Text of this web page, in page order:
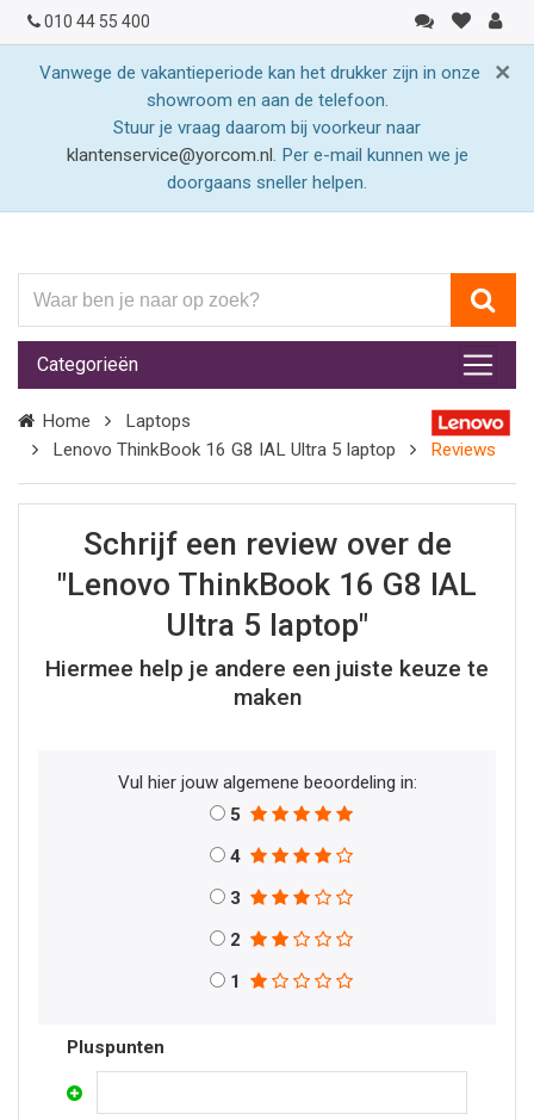
010 44 55 400
×
Vanwege de vakantieperiode kan het drukker zijn in onze
showroom en aan de telefoon.
Stuur je vraag daarom bij voorkeur naar
klantenservice@yorcom.nl. Per e-mail kunnen we je
doorgaans sneller helpen.
ben
je
naar
op
zoek?
Categorieën
Home
Laptops
Lenovo ThinkBook 16 G8 IAL Ultra 5 laptop
Reviews
Schrijf een review over de
"Lenovo ThinkBook 16 G8 IAL
Ultra 5 laptop"
Hiermee help je andere een juiste keuze te
maken
Vul hier jouw algemene beoordeling in:
5
4
3
2
1
Pluspunten